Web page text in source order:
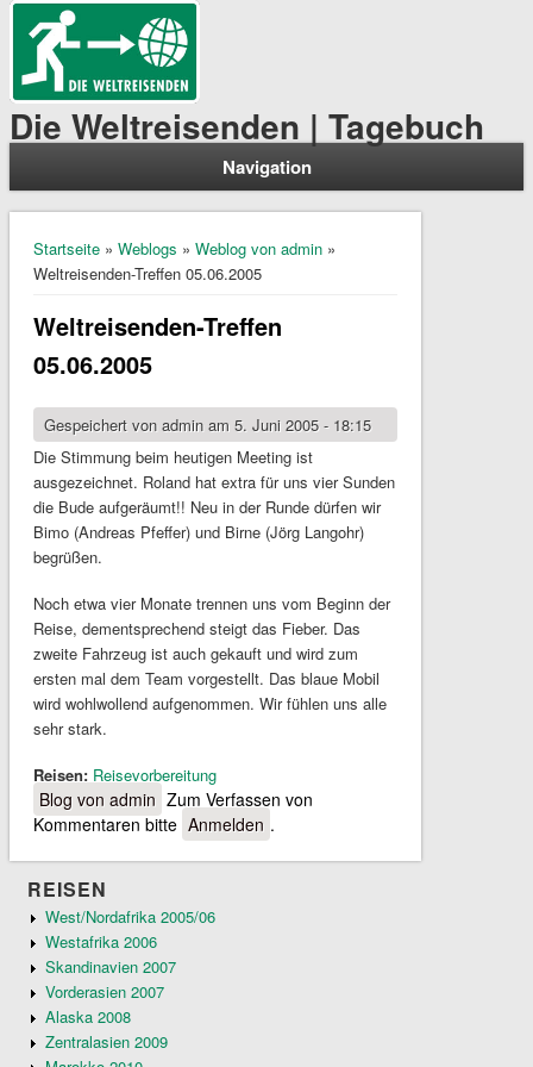
Die Weltreisenden | Tagebuch
Navigation
Sie sind hier
Startseite» Weblogs » Weblog von admin»
Weltreisenden-Treffen 05.06.2005
Weltreisenden-Treffen
05.06.2005
Gespeichert von adminam 5. Juni 2005 - 18:15
Die Stimmung beim heutigen Meeting ist
ausgezeichnet. Roland hat extra für uns vier Sunden
die Bude aufgeräumt!! Neu in der Runde dürfen wir
Bimo (Andreas Pfeffer) und Birne (Jörg Langohr)
begrüßen.
Noch etwa vier Monate trennen uns vom Beginn der
Reise, dementsprechend steigt das Fieber. Das
zweite Fahrzeug ist auch gekauft und wird zum
ersten mal dem Team vorgestellt. Das blaue Mobil
wird wohlwollend aufgenommen. Wir fühlen uns alle
sehr stark.
Reisen: Reisevorbereitung
Blog von admin Zum Verfassen von
Kommentaren bitte Anmelden .
REISEN
West/Nordafrika 2005/06
Westafrika 2006
Skandinavien 2007
Vorderasien 2007
Alaska 2008
Zentralasien 2009